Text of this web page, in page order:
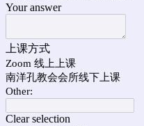
Your answer
上课方式
Zoom 线上上课
南洋孔教会会所线下上课
Other:
Clear selection